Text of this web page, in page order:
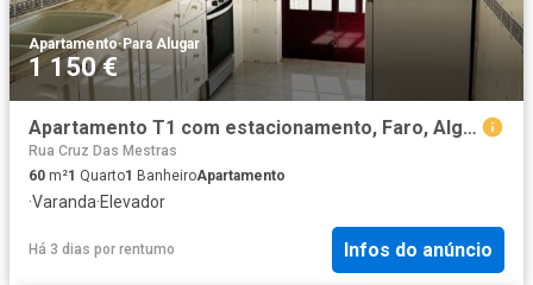
Apartamento·Para Alugar
1 150 €
Apartamento T1 com estacionamento, Faro, Algarve
Rua Cruz Das Mestras
60 m²1 Quarto1 BanheiroApartamento
·Varanda·Elevador
Há 3 dias por rentumo Infos do anúncio